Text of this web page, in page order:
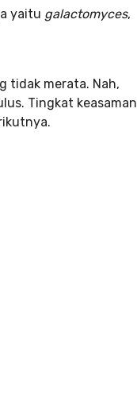
yaitu galactomyces,
tidak merata. Nah,
Tingkat keasaman